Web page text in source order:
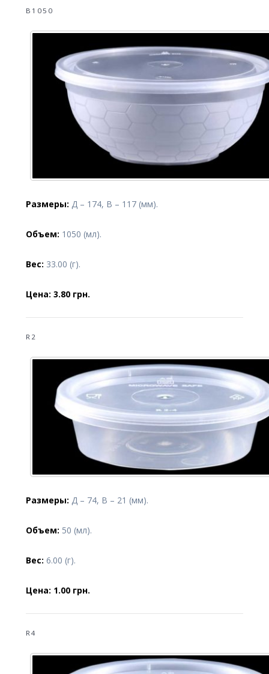
B1050
Размеры: Д – 174, В – 117 (мм).
Объем: 1050 (мл).
Вес: 33.00 (г).
Цена: 3.80 грн.
R2
Размеры: Д – 74, В – 21 (мм).
Объем: 50 (мл).
Вес: 6.00 (г).
Цена: 1.00 грн.
R4